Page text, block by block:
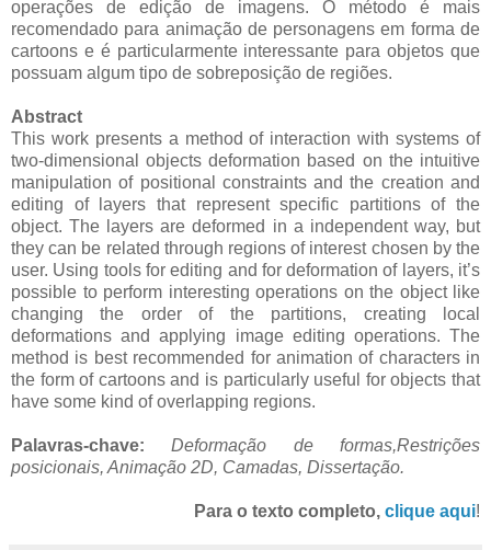
operações de edição de imagens. O método é mais
recomendado para animação de personagens em forma de
cartoons e é particularmente interessante para objetos que
possuam algum tipo de sobreposição de regiões.
Abstract
This work presents a method of interaction with systems of
two-dimensional objects deformation based on the intuitive
manipulation of positional constraints and the creation and
editing of layers that represent specific partitions of the
object. The layers are deformed in a independent way, but
they can be related through regions of interest chosen by the
user. Using tools for editing and for deformation of layers, it’s
possible to perform interesting operations on the object like
changing the order of the partitions, creating local
deformations and applying image editing operations. The
method is best recommended for animation of characters in
the form of cartoons and is particularly useful for objects that
have some kind of overlapping regions.
Palavras-chave:Deformação de formas,Restrições
posicionais, Animação 2D, Camadas, Dissertação.
Para o texto completo, clique aqui!